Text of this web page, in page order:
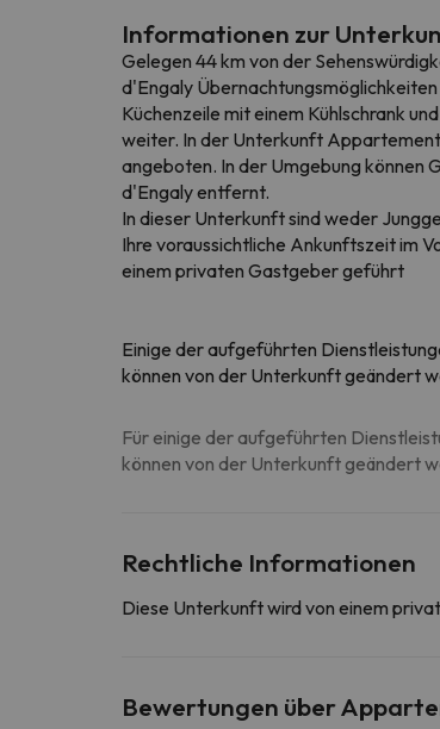
Informationen zur
Gelegen 44 km von der
d'Engaly
Küchenzeile mit einem Kühlschrank
weiter. In der Unterkunft Appartement
angeboten. In der Umgebung können
d'Engaly entfernt.
In dieser Unterkunft sind weder
Ihre voraussichtliche Ankunftszeit im
einem privaten Gastgeber geführt
Einige der aufgeführten
können von der Unterkunft geändert
Für einige der aufgeführten
können von der Unterkunft geändert
Rechtliche Informationen
Diese Unterkunft wird von einem
Bewertungen über